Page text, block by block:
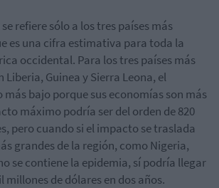
refiere sólo a los tres países más
es una cifra estimativa para toda la
occidental. Para los tres países más
Liberia, Guinea y Sierra Leona, el
bajo porque sus economías son más
máximo podría ser del orden de 820
pero cuando si el impacto se traslada
grandes de la región, como Nigeria,
se contiene la epidemia, sí podría llegar
millones de dólares en dos años.